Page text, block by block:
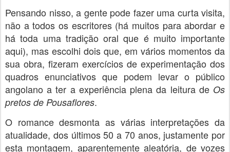
Pensando nisso, a gente pode fazer uma curta visita,
não a todos os escritores (há muitos para abordar e
há toda uma tradição oral que é muito importante
aqui), mas escolhi dois que, em vários momentos da
sua obra, fizeram exercícios de experimentação dos
quadros enunciativos que podem levar o público
angolano a ter a experiência plena da leitura de Os
pretos de Pousaflores.
O romance desmonta as várias interpretações da
atualidade, dos últimos 50 a 70 anos, justamente por
esta montagem, aparentemente aleatória, de vozes